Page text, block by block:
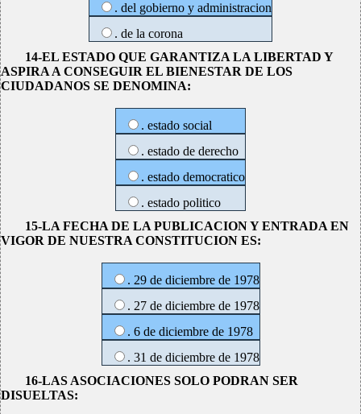
. del gobierno y administracion
. de la corona
14-EL ESTADO QUE GARANTIZA LA LIBERTAD Y
ASPIRA A CONSEGUIR EL BIENESTAR DE LOS
CIUDADANOS SE DENOMINA:
. estado social
. estado de derecho
. estado democratico
. estado politico
15-LA FECHA DE LA PUBLICACION Y ENTRADA EN
VIGOR DE NUESTRA CONSTITUCION ES:
. 29 de diciembre de 1978
. 27 de diciembre de 1978
. 6 de diciembre de 1978
. 31 de diciembre de 1978
16-LAS ASOCIACIONES SOLO PODRAN SER
DISUELTAS: